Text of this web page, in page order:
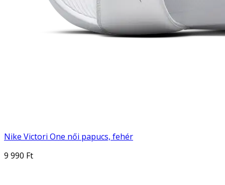
Nike Victori One női papucs, fehér
9 990 Ft